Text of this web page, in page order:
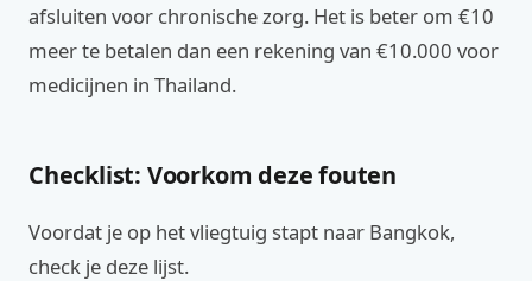
afsluiten voor chronische zorg. Het is beter om €10
meer te betalen dan een rekening van €10.000 voor
medicijnen in Thailand.
Checklist: Voorkom deze fouten
Voordat je op het vliegtuig stapt naar Bangkok,
check je deze lijst.